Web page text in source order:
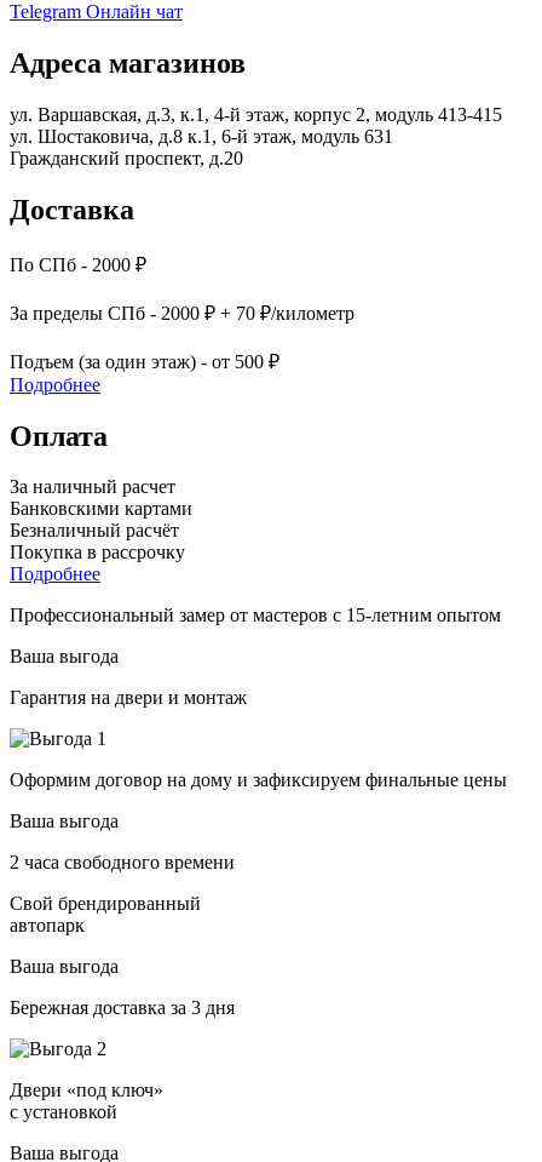
Telegram Онлайн чат
Адреса магазинов
ул. Варшавская, д.3, к.1, 4-й этаж, корпус 2, модуль 413-415
ул. Шостаковича, д.8 к.1, 6-й этаж, модуль 631
Гражданский проспект, д.20
Доставка
По СПб - 2000 ₽
За пределы СПб - 2000 ₽ + 70 ₽/километр
Подъем (за один этаж) - от 500 ₽
Подробнее
Оплата
За наличный расчет
Банковскими картами
Безналичный расчёт
Покупка в рассрочку
Подробнее
Профессиональный замер от мастеров с 15-летним опытом
Ваша выгода
Гарантия на двери и монтаж
Оформим договор на дому и зафиксируем финальные цены
Ваша выгода
2 часа свободного времени
Свой брендированный
автопарк
Ваша выгода
Бережная доставка за 3 дня
Двери «под ключ»
с установкой
Ваша выгода